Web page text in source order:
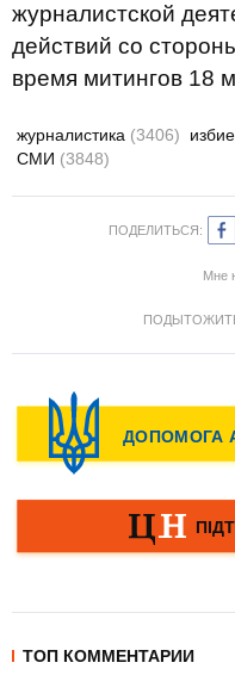
журналистской
действий со
время митингов 18
журналистика (3406)
СМИ (3848)
ПОДЕЛИТЬСЯ:
Мне
ТОП КОММЕНТАРИИ